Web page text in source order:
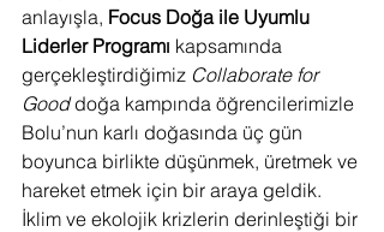
anlayışla, Focus Doğa ile Uyumlu
Liderler Programı kapsamında
gerçekleştirdiğimiz Collaborate for
Good doğa kampında öğrencilerimizle
Bolu’nun karlı doğasında üç gün
boyunca birlikte düşünmek, üretmek ve
hareket etmek için bir araya geldik.
İklim ve ekolojik krizlerin derinleştiği bir